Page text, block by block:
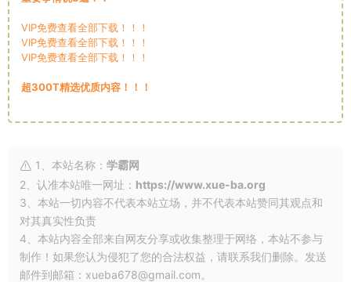
VIP免费查看全部下载！！！
VIP免费查看全部下载！！！
VIP免费查看全部下载！！！
超300T精选优质内容！！！
1、本站名称： 学霸网
2、认准本站唯一网址： https://www.xue-ba.org
3、本站一切内容不代表本站立场，并不代表本站赞同其观点和
对其真实性负责
4、本站内容全部来自网友分享或收集整理于网络，本站不参与
制作！如果您认为侵犯了您的合法权益，请联系我们删除。发送
邮件到邮箱：xueba678@gmail.com。